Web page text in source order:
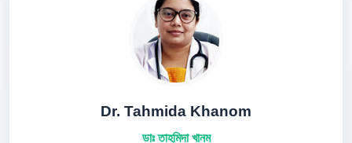
Dr. Tahmida Khanom
ডাঃ তাহমিদা খানম